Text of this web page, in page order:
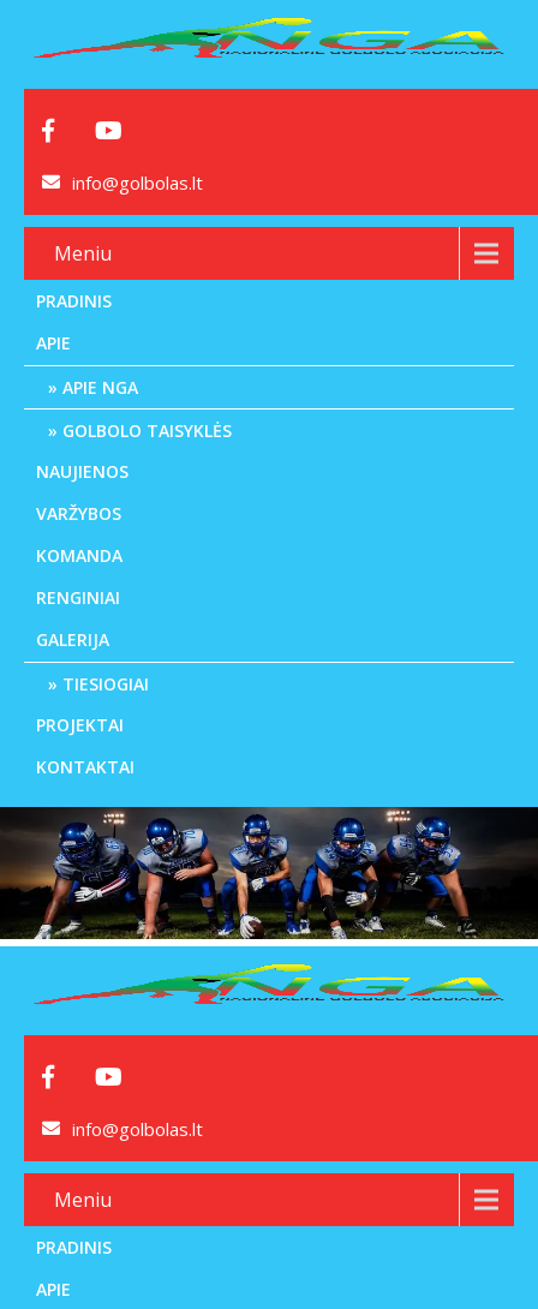
info@golbolas.lt
Meniu
PRADINIS
APIE
APIE NGA
GOLBOLO TAISYKLĖS
NAUJIENOS
VARŽYBOS
KOMANDA
RENGINIAI
GALERIJA
TIESIOGIAI
PROJEKTAI
KONTAKTAI
info@golbolas.lt
Meniu
PRADINIS
APIE